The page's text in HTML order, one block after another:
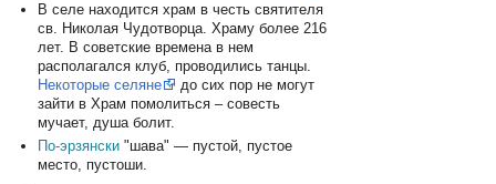
В селе находится храм в честь святителя
св. Николая Чудотворца. Храму более 216
лет. В советские времена в нем
располагался клуб, проводились танцы.
Некоторые селяне
до сих пор не могут
зайти в Храм помолиться – совесть
мучает, душа болит.
По-эрзянски"шава" — пустой, пустое
место, пустоши.